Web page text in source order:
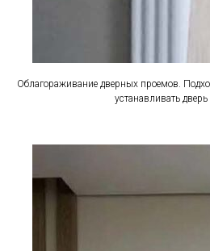
Облагораживание дверных проемов.
устанавливать